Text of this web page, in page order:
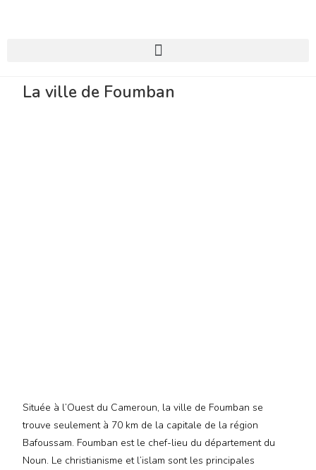
La ville de Foumban
Située à l’Ouest du Cameroun, la ville de Foumban se
trouve seulement à 70 km de la capitale de la région
Bafoussam. Foumban est le chef-lieu du département du
Noun. Le christianisme et l’islam sont les principales